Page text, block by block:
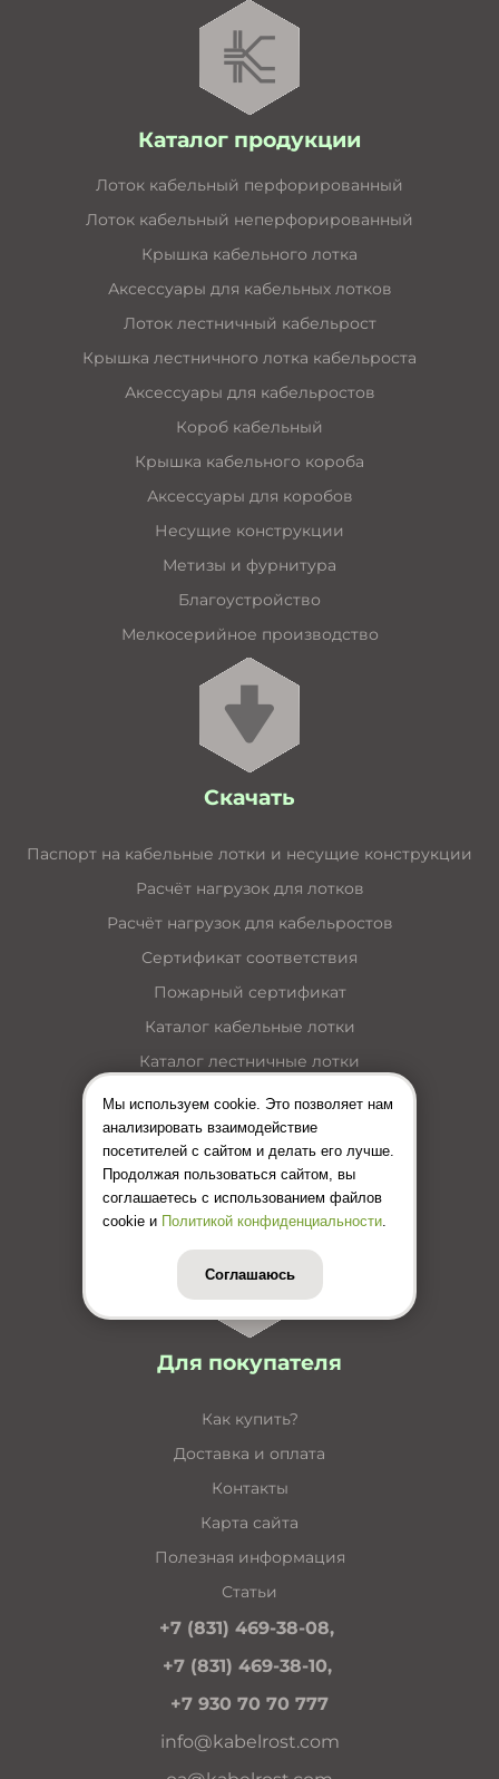
Каталог продукции
Лоток кабельный перфорированный
Лоток кабельный неперфорированный
Крышка кабельного лотка
Аксессуары для кабельных лотков
Лоток лестничный кабельрост
Крышка лестничного лотка кабельроста
Аксессуары для кабельростов
Короб кабельный
Крышка кабельного короба
Аксессуары для коробов
Несущие конструкции
Метизы и фурнитура
Благоустройство
Мелкосерийное производство
Скачать
Паспорт на кабельные лотки и несущие конструкции
Расчёт нагрузок для лотков
Расчёт нагрузок для кабельростов
Сертификат соответствия
Пожарный сертификат
Каталог кабельные лотки
Каталог лестничные лотки
Каталог кабельные короба
Каталог несущие конструкции
Инструкция по монтажу лотков
Цены (Прайс-лист)
Для покупателя
Как купить?
Доставка и оплата
Контакты
Карта сайта
Полезная информация
Статьи
+7 (831) 469-38-08,
+7 (831) 469-38-10,
+7 930 70 70 777
info@kabelrost.com
Мы используем cookie. Это позволяет нам
анализировать взаимодействие
посетителей с сайтом и делать его лучше.
Продолжая пользоваться сайтом, вы
соглашаетесь с использованием файлов
cookie и Политикой конфиденциальности
Соглашаюсь